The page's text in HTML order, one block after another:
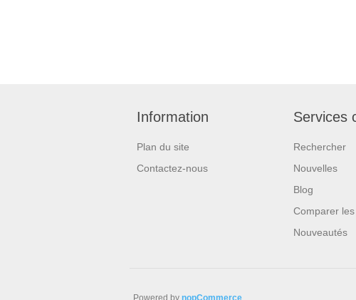
Information
Plan du site
Contactez-nous
Services
Rechercher
Nouvelles
Blog
Comparer
Nouveautés